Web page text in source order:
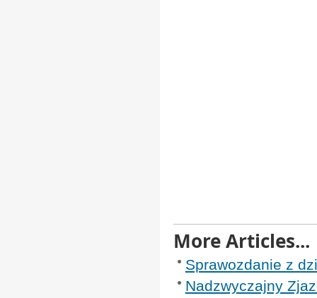
More Articles...
Sprawozdanie z
Nadzwyczajny